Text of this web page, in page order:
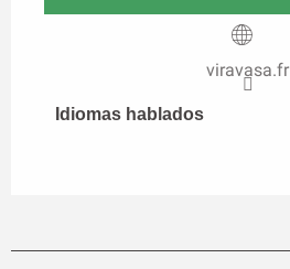
viravasa.fr
Idiomas hablados
Idiomas hablados